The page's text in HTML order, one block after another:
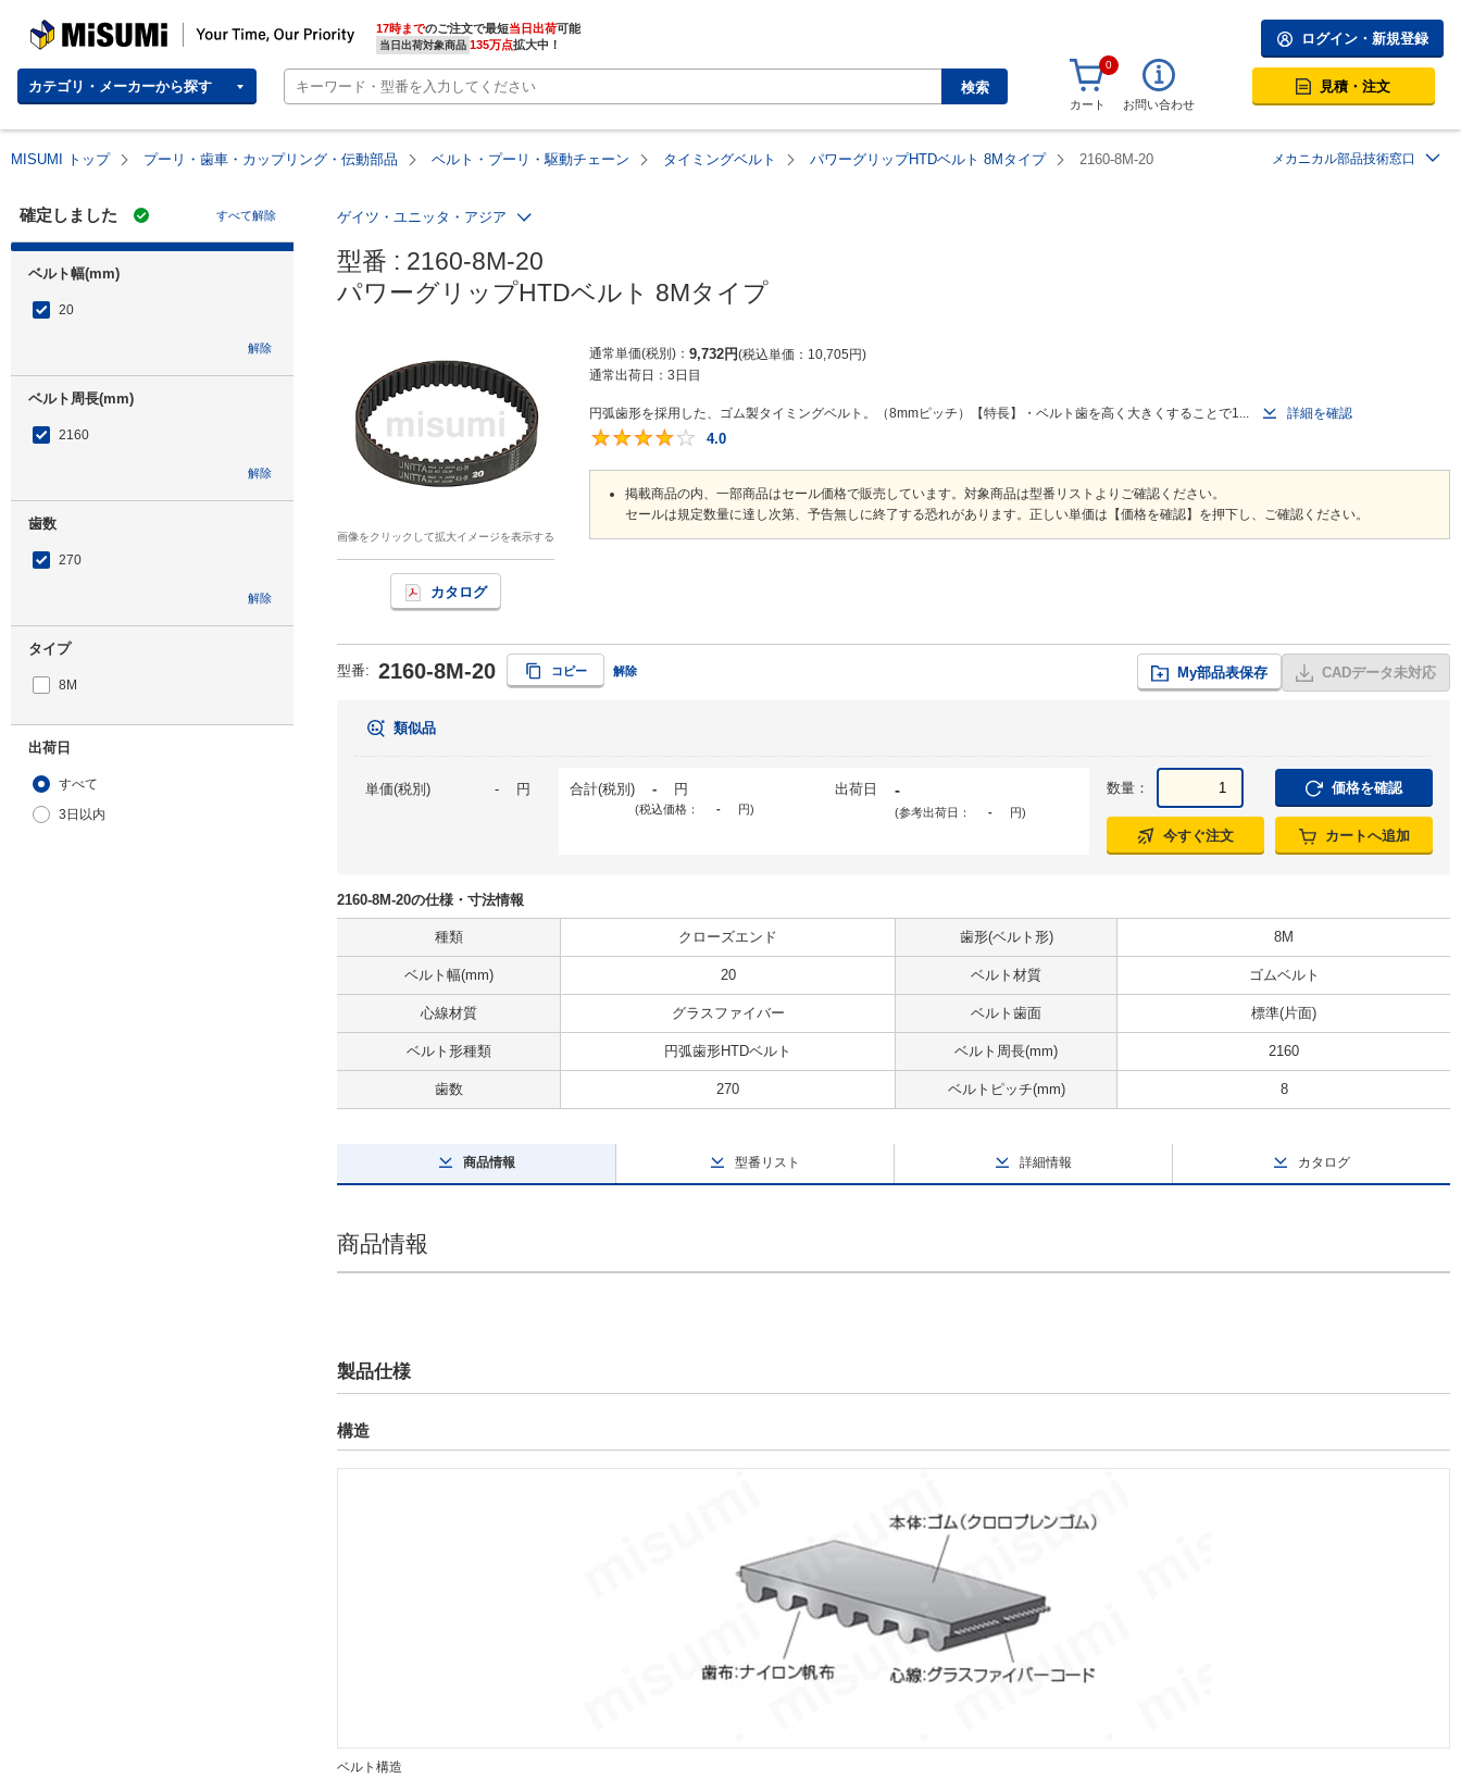
MISUMI | Your Time, Our Priority 17時までのご注文で最短当日出荷
当日出荷対象商品 135万点拡大中！
カテゴリ・メーカーから探す 検索
ログイン・新規登録
0
カート お問い合わせ
見積・注文
MISUMI トップ プーリ・歯車・カップリング・伝動部品 ベルト・プーリ・駆動チェーン タイミングベルト パワーグリップHTDベルト 8Mタイプ 2160-8M-20 メカニカル部品技術窓口
確定しました すべて解除
ベルト幅(mm)
20
解除
ベルト周長(mm)
2160
解除
歯数
270
解除
タイプ
8M
出荷日
すべて
3日以内
ゲイツ・ユニッタ・アジア
型番 : 2160-8M-20
パワーグリップHTDベルト 8Mタイプ
画像をクリックして拡大イメージを表示する
カタログ
通常単価(税別) 9,732円 税込単価 10,705円
通常出荷日： 3日目
円弧歯形を採用した、ゴム製タイミングベルト。（8mmピッチ）【特長】・ベルト歯を高く大きくすることで1...
詳細を確認
4.0
掲載商品の内、一部商品はセール価格で販売しています。対象商品は型番リストよりご確認ください。
セールは規定数量に達し次第、予告無しに終了する恐れがあります。正しい単価は【価格を確認】を押下し、ご確認ください。
型番: 2160-8M-20 コピー 解除 My部品表保存 CADデータ未対応
類似品
単価(税別) - 円 合計(税別) - 円
(税込価格： - 円)
出荷日 -
(参考出荷日： - 円)
数量： 価格を確認
今すぐ注文 カートへ追加
2160-8M-20の仕様・寸法情報
種類 クローズエンド 歯形(ベルト形) 8M
ベルト幅(mm) 20 ベルト材質 ゴムベルト
心線材質 グラスファイバー ベルト歯面 標準(片面)
ベルト形種類 円弧歯形HTDベルト ベルト周長(mm) 2160
歯数 270 ベルトピッチ(mm) 8
商品情報 型番リスト 詳細情報 カタログ
商品情報
製品仕様
構造
ベルト構造